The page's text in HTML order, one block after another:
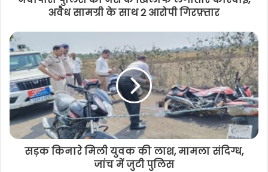
अवैध सामग्री के साथ 2 आरोपी गिरफ़्तार
सड़क किनारे मिली युवक की लाश, मामला संदिग्ध,
जांच में जुटी पुलिस